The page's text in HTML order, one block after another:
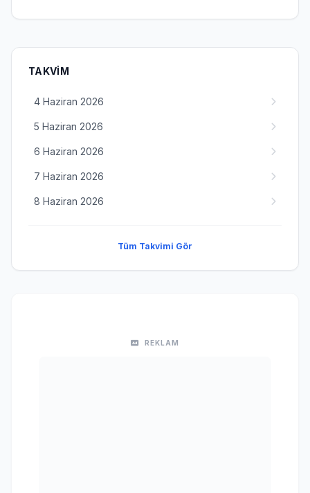
TAKVIM
4 Haziran 2026
5 Haziran 2026
6 Haziran 2026
7 Haziran 2026
8 Haziran 2026
Tüm Takvimi Gör
REKLAM